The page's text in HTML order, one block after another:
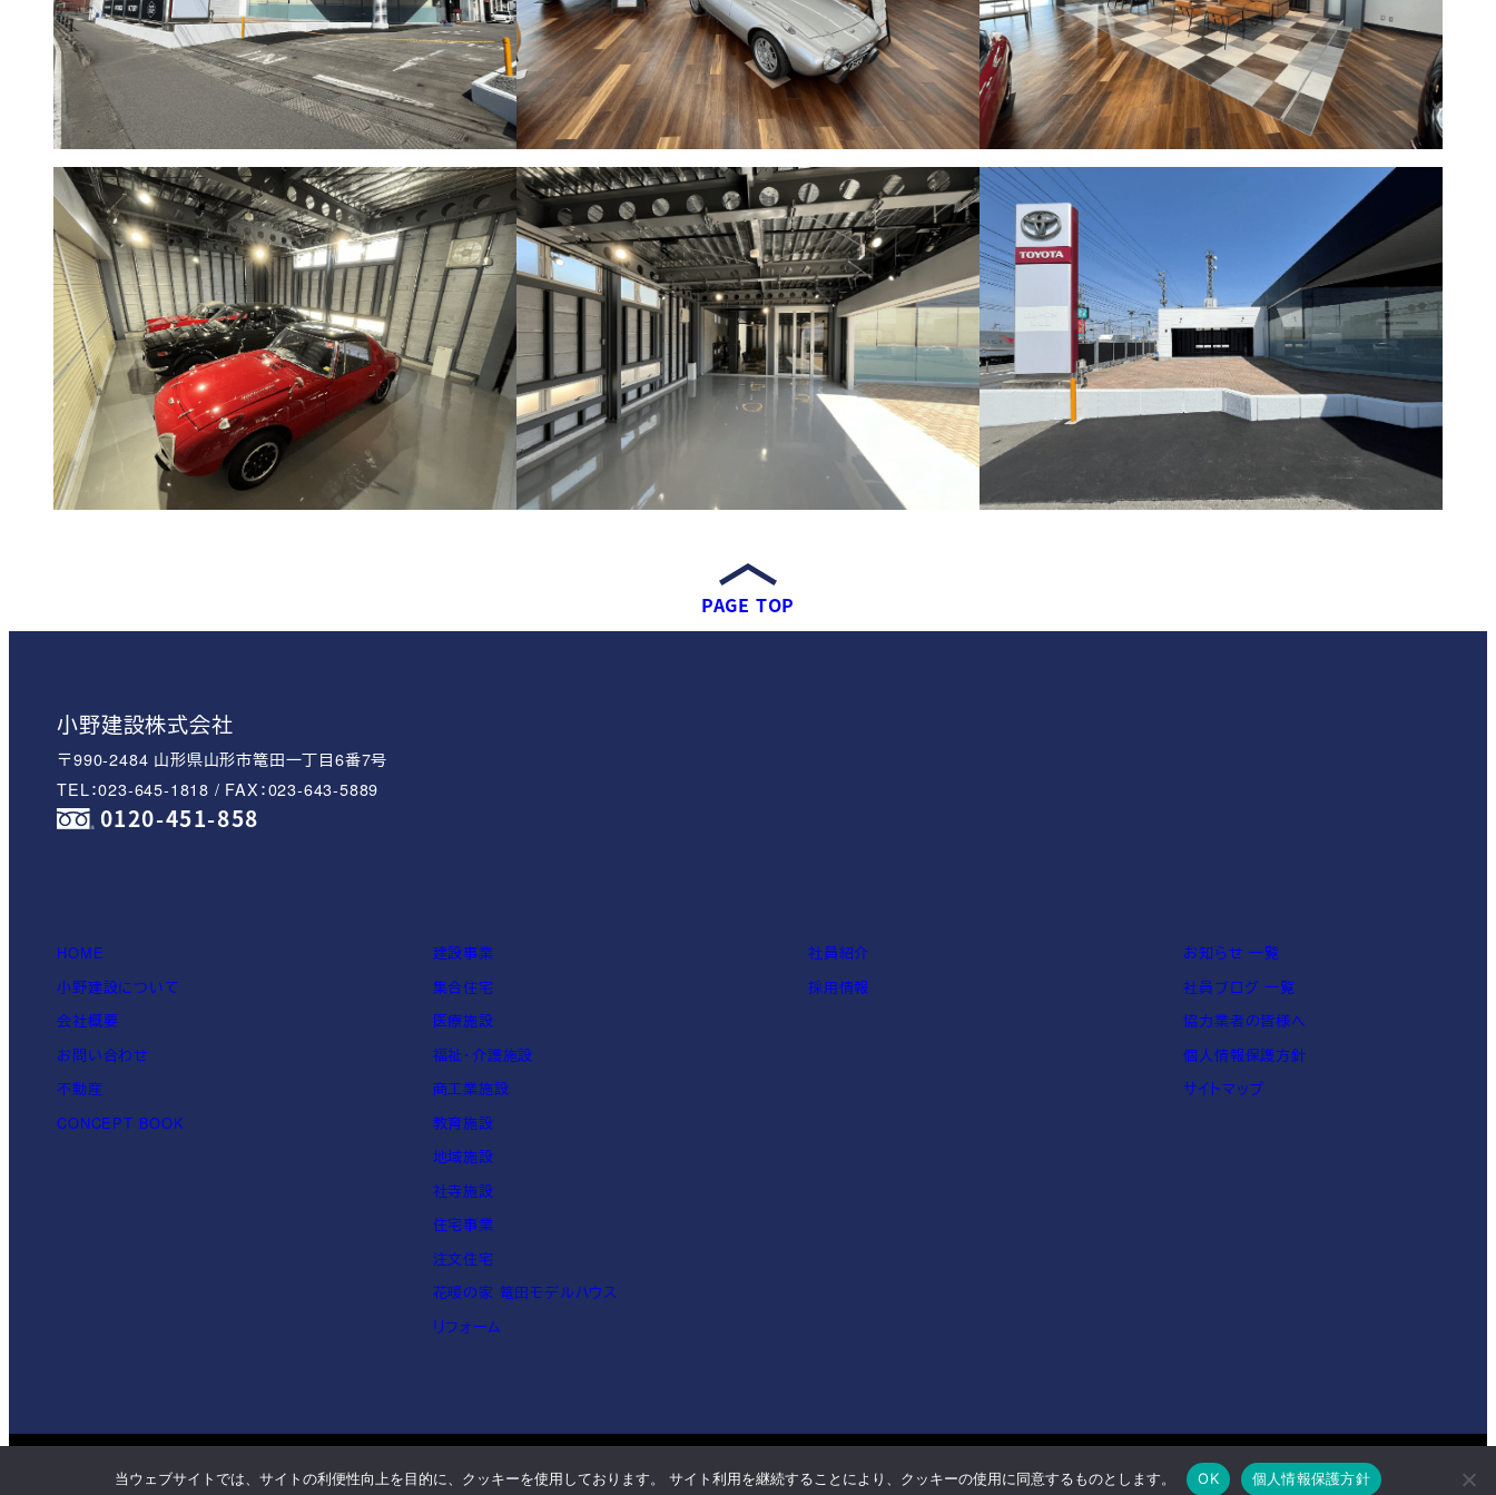
PAGE TOP
小野建設株式会社
〒990-2484 山形県山形市篭田一丁目6番7号
TEL：023-645-1818 / FAX：023-643-5889
0120-451-858
HOME
小野建設について
会社概要
お問い合わせ
不動産
CONCEPT BOOK
建設事業
集合住宅
医療施設
福祉・介護施設
商工業施設
教育施設
地域施設
社寺施設
住宅事業
注文住宅
花暖の家 篭田モデルハウス
リフォーム
社員紹介
採用情報
お知らせ 一覧
社員ブログ 一覧
協力業者の皆様へ
個人情報保護方針
サイトマップ
※当サイトに掲載されているデータの無断転載を禁止します。© ONO KENSETSU
当ウェブサイトでは、サイトの利便性向上を目的に、クッキーを使用しております。 サイト利用を継続することにより、クッキーの使用に同意するものとします。 OK 個人情報保護方針